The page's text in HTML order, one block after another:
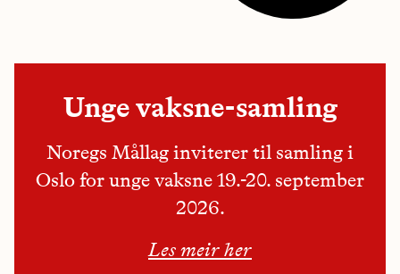
Unge vaksne-samling
Noregs Mållag inviterer til samling i
Oslo for unge vaksne 19.-20. september
2026.
Les meir her